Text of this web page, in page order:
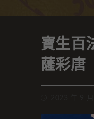
寶生百
薩彩唐